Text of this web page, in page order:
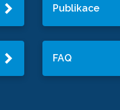
Publikace
FAQ